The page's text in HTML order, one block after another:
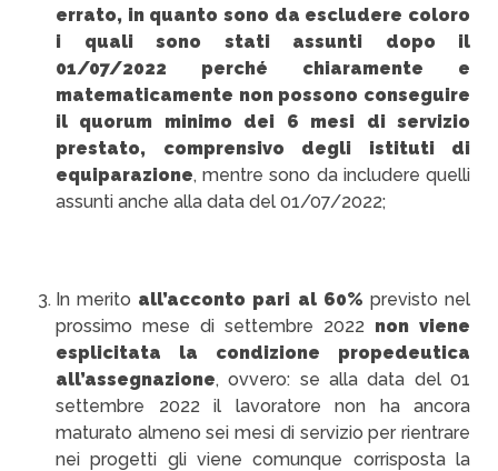
errato, in quanto sono da escludere coloro
i quali sono stati assunti dopo il
01/07/2022 perché chiaramente e
matematicamente non possono conseguire
il quorum minimo dei 6 mesi di servizio
prestato, comprensivo degli istituti di
equiparazione, mentre sono da includere quelli
assunti anche alla data del 01/07/2022;
In merito all’acconto pari al 60% previsto nel
prossimo mese di settembre 2022 non viene
esplicitata la condizione propedeutica
all’assegnazione, ovvero: se alla data del 01
settembre 2022 il lavoratore non ha ancora
maturato almeno sei mesi di servizio per rientrare
nei progetti gli viene comunque corrisposta la